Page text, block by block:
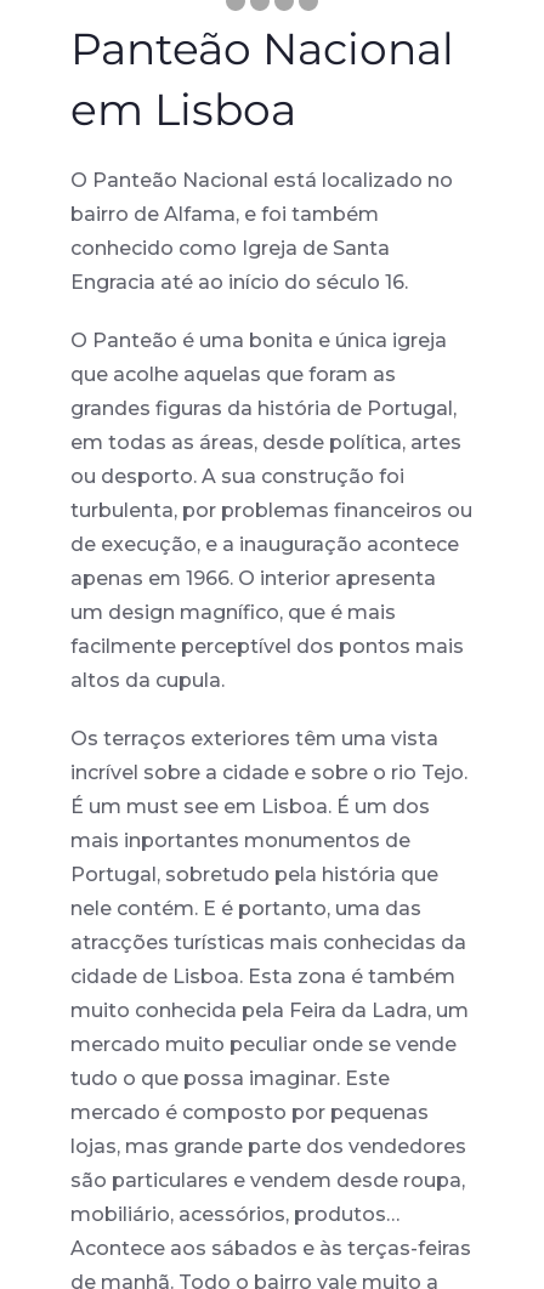
Panteão Nacional
em Lisboa
O Panteão Nacional está localizado no
bairro de Alfama, e foi também
conhecido como Igreja de Santa
Engracia até ao início do século 16.
O Panteão é uma bonita e única igreja
que acolhe aquelas que foram as
grandes figuras da história de Portugal,
em todas as áreas, desde política, artes
ou desporto. A sua construção foi
turbulenta, por problemas financeiros ou
de execução, e a inauguração acontece
apenas em 1966. O interior apresenta
um design magnífico, que é mais
facilmente perceptível dos pontos mais
altos da cupula.
Os terraços exteriores têm uma vista
incrível sobre a cidade e sobre o rio Tejo.
É um must see em Lisboa. É um dos
mais inportantes monumentos de
Portugal, sobretudo pela história que
nele contém. E é portanto, uma das
atracções turísticas mais conhecidas da
cidade de Lisboa. Esta zona é também
muito conhecida pela Feira da Ladra, um
mercado muito peculiar onde se vende
tudo o que possa imaginar. Este
mercado é composto por pequenas
lojas, mas grande parte dos vendedores
são particulares e vendem desde roupa,
mobiliário, acessórios, produtos…
Acontece aos sábados e às terças-feiras
de manhã. Todo o bairro vale muito a